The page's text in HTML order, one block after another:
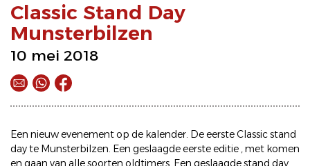
Classic Stand Day
Munsterbilzen
10 mei 2018
Een nieuw evenement op de kalender. De eerste Classic stand
day te Munsterbilzen. Een geslaagde eerste editie , met komen
en gaan van alle soorten oldtimers. Een geslaagde stand day